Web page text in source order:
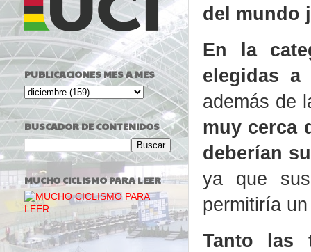
del mundo
En la
elegidas a
además de
muy cerca
deberían
ya que
permitiría
Tanto las
PUBLICACIONES MES A MES
BUSCADOR DE CONTENIDOS
MUCHO CICLISMO PARA LEER